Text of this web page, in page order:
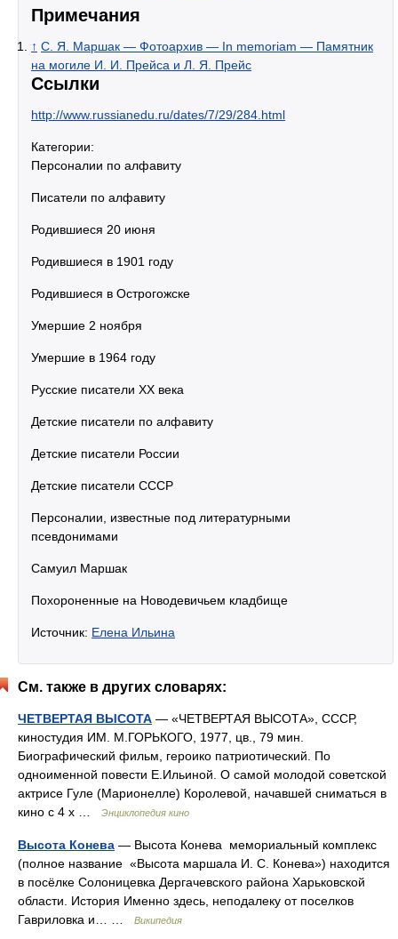
Примечания
↑ С. Я. Маршак — Фотоархив — In memoriam — Памятник
на могиле И. И. Прейса и Л. Я. Прейс
Ссылки
http://www.russianedu.ru/dates/7/29/284.html
Категории:
Персоналии по алфавиту
Писатели по алфавиту
Родившиеся 20 июня
Родившиеся в 1901 году
Родившиеся в Острогожске
Умершие 2 ноября
Умершие в 1964 году
Русские писатели XX века
Детские писатели по алфавиту
Детские писатели России
Детские писатели СССР
Персоналии, известные под литературными
псевдонимами
Самуил Маршак
Похороненные на Новодевичьем кладбище
Источник: Елена Ильина
См. также в других словарях:
ЧЕТВЕРТАЯ ВЫСОТА — «ЧЕТВЕРТАЯ ВЫСОТА», СССР,
киностудия ИМ. М.ГОРЬКОГО, 1977, цв., 79 мин.
Биографический фильм, героико патриотический. По
одноименной повести Е.Ильиной. О самой молодой советской
актрисе Гуле (Марионелле) Королевой, начавшей сниматься в
кино с 4 х …
Энциклопедия кино
Высота Конева — Высота Конева мемориальный комплекс
(полное название «Высота маршала И. С. Конева») находится
в посёлке Солоницевка Дергачевского района Харьковской
области. История Именно здесь, неподалеку от поселков
Гавриловка и… …
Википедия